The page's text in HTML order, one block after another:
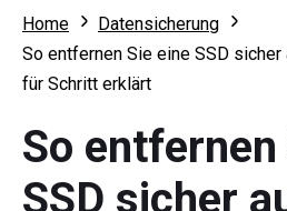
Home
Datensicherung
So entfernen Sie eine SSD
für Schritt erklärt
So entfernen
SSD sicher